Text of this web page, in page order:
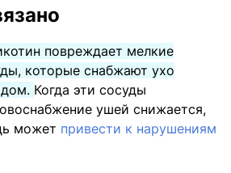
повреждает мелкие
которые снабжают ухо
Когда эти сосуды
ушей снижается,
может привести к нарушениям